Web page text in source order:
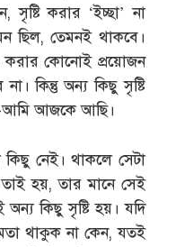
সৃষ্টি করার ‘ইচ্ছা’ না
ছিল, তেমনই থাকবে।
করার কোনোই প্রয়োজন
কিন্তু অন্য কিছু সৃষ্টি
আমি আজকে আছি।
কিছু নেই। থাকলে সেটা
তাই হয়, তার মানে সেই
অন্য কিছু সৃষ্টি হয়। যদি
থাকুক না কেন, যতই